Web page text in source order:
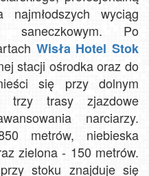
wyciąg
Po
Wisła Hotel Stok
stacji ośrodka oraz do
się przy dolnym
trzy trasy zjazdowe
narciarzy.
metrów, niebieska
zielona - 150 metrów.
stoku znajduje się